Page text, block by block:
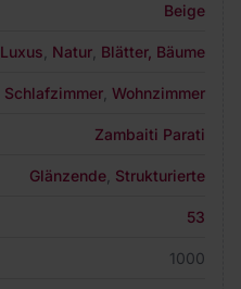
Beige
Luxus Natur Blätter, Bäume
Schlafzimmer Wohnzimmer
Zambaiti Parati
Glänzende Strukturierte
53
1000